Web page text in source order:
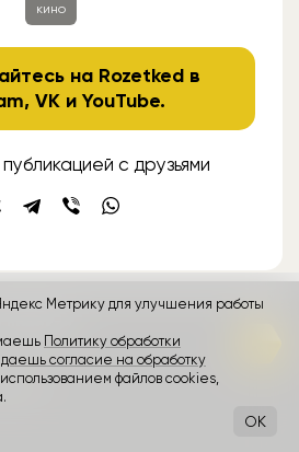
кино
на Rozetked в
,VK иYouTube.
с друзьями
Метрику для улучшения работы
Политику обработки
согласие на обработку
файлов cookies,
OK